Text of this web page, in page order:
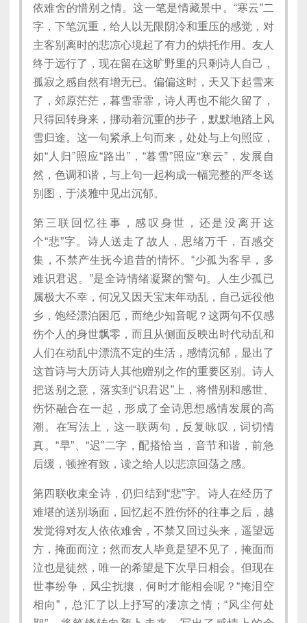
依难舍的惜别之情。这一笔是情藏景中。“寒云”二
字，下笔沉重，给人以无限阴冷和重压的感觉，对
主客别离时的悲凉心境起了有力的烘托作用。友人
终于远行了，现在留在这旷野里的只剩诗人自己，
孤寂之感自然有增无已。偏偏这时，天又下起雪来
了，郊原茫茫，暮雪霏霏，诗人再也不能久留了，
只得回转身来，挪动着沉重的步子，默默地踏上风
雪归途。这一句紧承上句而来，处处与上句照应，
如“人归”照应“路出”，“暮雪”照应“寒云”，发展自
然，色调和谐，与上句一起构成一幅完整的严冬送
别图，于淡雅中见出沉郁。
第三联回忆往事，感叹身世，还是没离开这
个“悲”字。诗人送走了故人，思绪万千，百感交
集，不禁产生抚今追昔的情怀。“少孤为客早，多
难识君迟。”是全诗情绪凝聚的警句。人生少孤已
属极大不幸，何况又因天宝末年动乱，自己远役他
乡，饱经漂泊困厄，而绝少知音呢？这两句不仅感
伤个人的身世飘零，而且从侧面反映出时代动乱和
人们在动乱中漂流不定的生活，感情沉郁，显出了
这首诗与大历诗人其他赠别之作的重要区别。诗人
把送别之意，落实到“识君迟”上，将惜别和感世、
伤怀融合在一起，形成了全诗思想感情发展的高
潮。在写法上，这一联两句，反复咏叹，词切情
真。“早”、“迟”二字，配搭恰当，音节和谐，前急
后缓，顿挫有致，读之给人以悲凉回荡之感。
第四联收束全诗，仍归结到“悲”字。诗人在经历了
难堪的送别场面，回忆起不胜伤怀的往事之后，越
发觉得对友人依依难舍，不禁又回过头来，遥望远
方，掩面而泣；然而友人毕竟是望不见了，掩面而
泣也是徒然，唯一的希望是下次早日相会。但现在
世事纷争，风尘扰攘，何时才能相会呢？“掩泪空
相向”，总汇了以上抒写的凄凉之情；“风尘何处